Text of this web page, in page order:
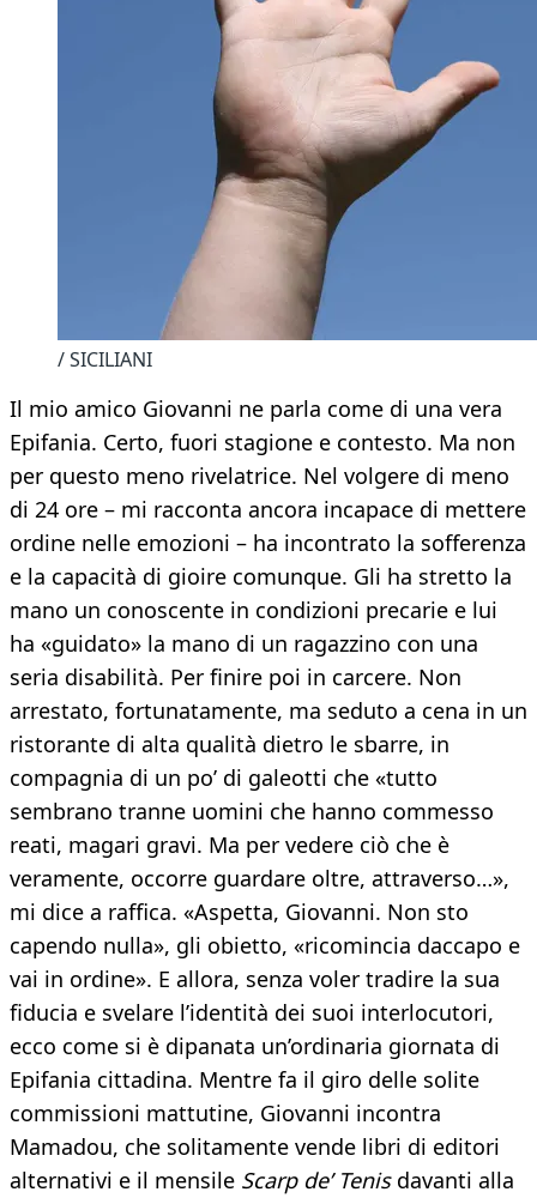
/ SICILIANI
Il mio amico Giovanni ne parla come di una vera
Epifania. Certo, fuori stagione e contesto. Ma non
per questo meno rivelatrice. Nel volgere di meno
di 24 ore – mi racconta ancora incapace di mettere
ordine nelle emozioni – ha incontrato la sofferenza
e la capacità di gioire comunque. Gli ha stretto la
mano un conoscente in condizioni precarie e lui
ha «guidato» la mano di un ragazzino con una
seria disabilità. Per finire poi in carcere. Non
arrestato, fortunatamente, ma seduto a cena in un
ristorante di alta qualità dietro le sbarre, in
compagnia di un po’ di galeotti che «tutto
sembrano tranne uomini che hanno commesso
reati, magari gravi. Ma per vedere ciò che è
veramente, occorre guardare oltre, attraverso…»,
mi dice a raffica. «Aspetta, Giovanni. Non sto
capendo nulla», gli obietto, «ricomincia daccapo e
vai in ordine». E allora, senza voler tradire la sua
fiducia e svelare l’identità dei suoi interlocutori,
ecco come si è dipanata un’ordinaria giornata di
Epifania cittadina. Mentre fa il giro delle solite
commissioni mattutine, Giovanni incontra
Mamadou, che solitamente vende libri di editori
alternativi e il mensile Scarp de’ Tenisdavanti alla